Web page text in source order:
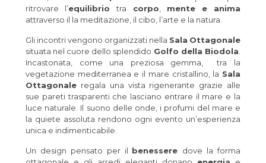
ritrovare l’equilibriotra corpo
mente e anima
attraverso il la meditazione, il cibo, l’arte e la natura.
Gli incontri vengono organizzati nella Sala Ottagonale
situata nel cuore dello splendido Golfo della Biodola
Incastonata, come una preziosa gemma, tra la
vegetazione mediterranea e il mare cristallino, la Sala
Ottagonale regala una vista rigenerante grazie alle
sue pareti trasparenti che lasciano entrare il mare e la
luce naturale. Il suono delle onde, i profumi del mare e
la quiete assoluta rendono ogni evento un’esperienza
unica e indimenticabile.
Un design pensato per il benessere dove la forma